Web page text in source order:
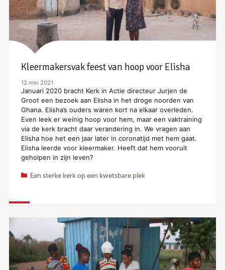
Kleermakersvak feest van hoop voor Elisha
12 mei 2021
Januari 2020 bracht Kerk in Actie directeur Jurjen de
Groot een bezoek aan Elisha in het droge noorden van
Ghana. Elisha’s ouders waren kort na elkaar overleden.
Even leek er weinig hoop voor hem, maar een vaktraining
via de kerk bracht daar verandering in. We vragen aan
Elisha hoe het een jaar later in coronatijd met hem gaat.
Elisha leerde voor kleermaker. Heeft dat hem vooruit
geholpen in zijn leven?
Een sterke kerk op een kwetsbare plek